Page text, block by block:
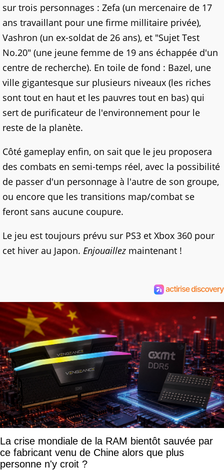
sur trois personnages : Zefa (un mercenaire de 17
ans travaillant pour une firme millitaire privée),
Vashron (un ex-soldat de 26 ans), et "Sujet Test
No.20" (une jeune femme de 19 ans échappée d'un
centre de recherche). En toile de fond : Bazel, une
ville gigantesque sur plusieurs niveaux (les riches
sont tout en haut et les pauvres tout en bas) qui
sert de purificateur de l'environnement pour le
reste de la planète.
Côté gameplay enfin, on sait que le jeu proposera
des combats en semi-temps réel, avec la possibilité
de passer d'un personnage à l'autre de son groupe,
ou encore que les transitions map/combat se
feront sans aucune coupure.
Le jeu est toujours prévu sur PS3 et Xbox 360 pour
cet hiver au Japon. Enjouaillez maintenant !
La crise mondiale de la RAM bientôt sauvée par
ce fabricant venu de Chine alors que plus
personne n'y croit ?